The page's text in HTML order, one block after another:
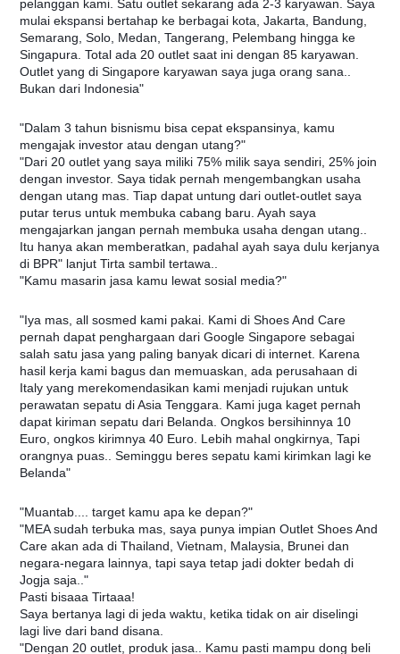
pelanggan kami. Satu outlet sekarang ada 2-3 karyawan. Saya
mulai ekspansi bertahap ke berbagai kota, Jakarta, Bandung,
Semarang, Solo, Medan, Tangerang, Pelembang hingga ke
Singapura. Total ada 20 outlet saat ini dengan 85 karyawan.
Outlet yang di Singapore karyawan saya juga orang sana..
Bukan dari Indonesia"
"Dalam 3 tahun bisnismu bisa cepat ekspansinya, kamu
mengajak investor atau dengan utang?"
"Dari 20 outlet yang saya miliki 75% milik saya sendiri, 25% join
dengan investor. Saya tidak pernah mengembangkan usaha
dengan utang mas. Tiap dapat untung dari outlet-outlet saya
putar terus untuk membuka cabang baru. Ayah saya
mengajarkan jangan pernah membuka usaha dengan utang..
Itu hanya akan memberatkan, padahal ayah saya dulu kerjanya
di BPR" lanjut Tirta sambil tertawa..
"Kamu masarin jasa kamu lewat sosial media?"
"Iya mas, all sosmed kami pakai. Kami di Shoes And Care
pernah dapat penghargaan dari Google Singapore sebagai
salah satu jasa yang paling banyak dicari di internet. Karena
hasil kerja kami bagus dan memuaskan, ada perusahaan di
Italy yang merekomendasikan kami menjadi rujukan untuk
perawatan sepatu di Asia Tenggara. Kami juga kaget pernah
dapat kiriman sepatu dari Belanda. Ongkos bersihinnya 10
Euro, ongkos kirimnya 40 Euro. Lebih mahal ongkirnya, Tapi
orangnya puas.. Seminggu beres sepatu kami kirimkan lagi ke
Belanda"
"Muantab.... target kamu apa ke depan?"
"MEA sudah terbuka mas, saya punya impian Outlet Shoes And
Care akan ada di Thailand, Vietnam, Malaysia, Brunei dan
negara-negara lainnya, tapi saya tetap jadi dokter bedah di
Jogja saja.."
Pasti bisaaa Tirtaaa!
Saya bertanya lagi di jeda waktu, ketika tidak on air diselingi
lagi live dari band disana.
"Dengan 20 outlet, produk jasa.. Kamu pasti mampu dong beli